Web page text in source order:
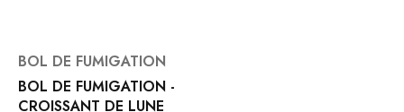
BOL DE FUMIGATION
BOL DE FUMIGATION -
CROISSANT DE LUNE